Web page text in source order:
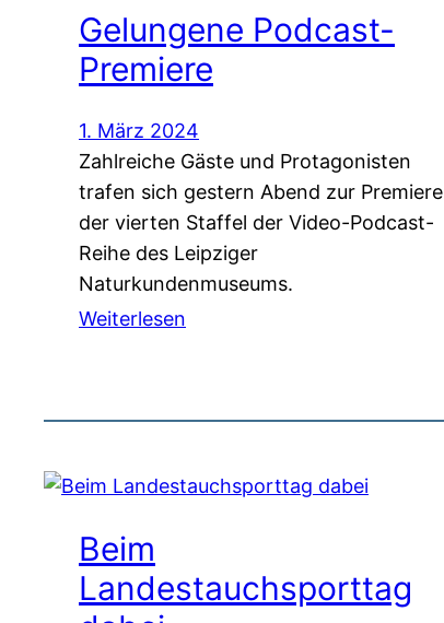
Gelungene Podcast-
Premiere
1. März 2024
Zahlreiche Gäste und Protagonisten
trafen sich gestern Abend zur Premiere
der vierten Staffel der Video-Podcast-
Reihe des Leipziger
Naturkundenmuseums.
Weiterlesen
Beim
Landestauchsporttag